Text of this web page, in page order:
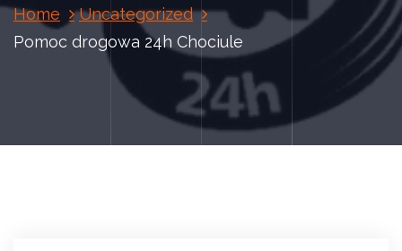
Home
Uncategorized
Pomoc drogowa 24h Chociule